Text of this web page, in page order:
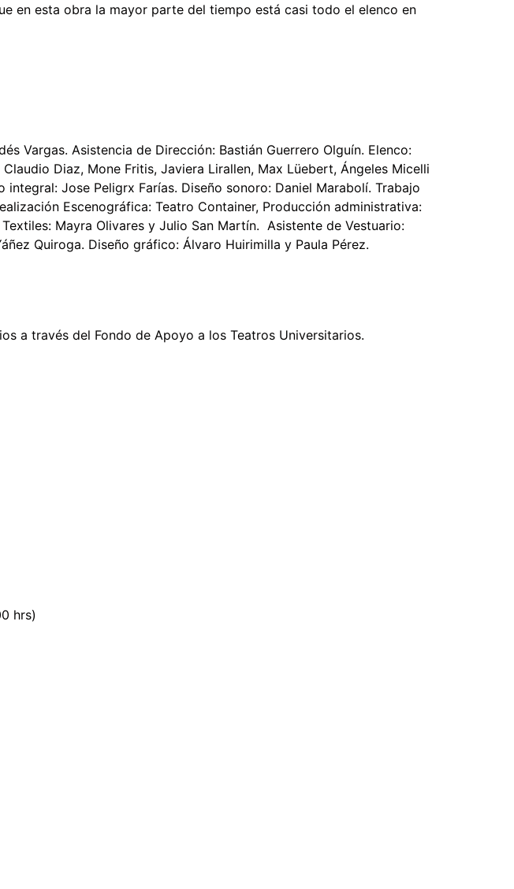
en esta obra la mayor parte del tiempo está casi todo el elenco en
Vargas. Asistencia de Dirección: Bastián Guerrero Olguín. Elenco:
Diaz, Mone Fritis, Javiera Lirallen, Max Lüebert, Ángeles Micelli
integral: Jose Peligrx Farías. Diseño sonoro: Daniel Marabolí. Trabajo
Escenográfica: Teatro Container, Producción administrativa:
Mayra Olivares y Julio San Martín. Asistente de Vestuario:
Quiroga. Diseño gráfico: Álvaro Huirimilla y Paula Pérez.
a través del Fondo de Apoyo a los Teatros Universitarios.
hrs)